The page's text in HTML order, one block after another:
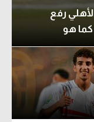
رفع
هو